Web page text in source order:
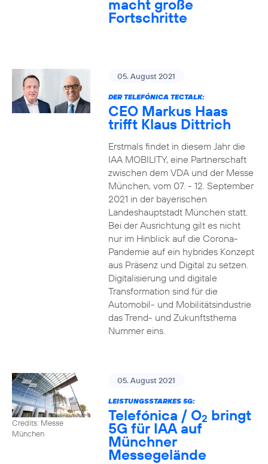
macht große
Fortschritte
05. August 2021
DER TELEFÓNICA TECTALK:
CEO Markus Haas
trifft Klaus Dittrich
Erstmals findet in diesem Jahr die
IAA MOBILITY, eine Partnerschaft
zwischen dem VDA und der Messe
München, vom 07. - 12. September
2021 in der bayerischen
Landeshauptstadt München statt.
Bei der Ausrichtung gilt es nicht
nur im Hinblick auf die Corona-
Pandemie auf ein hybrides Konzept
aus Präsenz und Digital zu setzen.
Digitalisierung und digitale
Transformation sind für die
Automobil- und Mobilitätsindustrie
das Trend- und Zukunftsthema
Nummer eins.
Credits: Messe
München
05. August 2021
LEISTUNGSSTARKES 5G:
Telefónica / O2 bringt
5G für IAA auf
Münchner
Messegelände